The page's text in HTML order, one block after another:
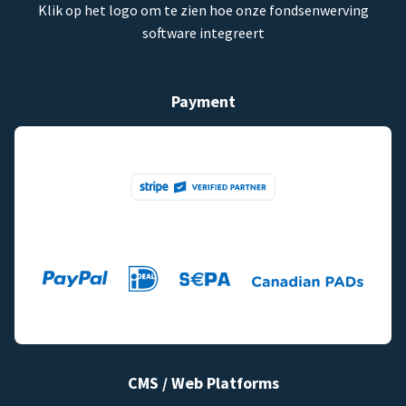
Klik op het logo om te zien hoe onze fondsenwerving
software integreert
Payment
CMS / Web Platforms